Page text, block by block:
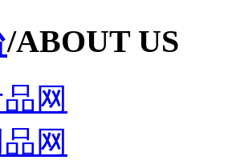
/ABOUT US
网
网